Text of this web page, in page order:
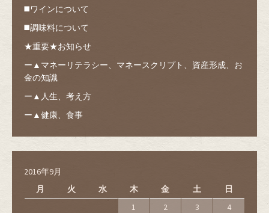
◼️ワインについて
◼️調味料について
★重要★お知らせ
ー▲マネーリテラシー、マネースクリプト、資産形成、お
金の知識
ー▲人生、考え方
ー▲健康、食事
2016年9月
月
火 水 木 金 土 日
1 2 3
4